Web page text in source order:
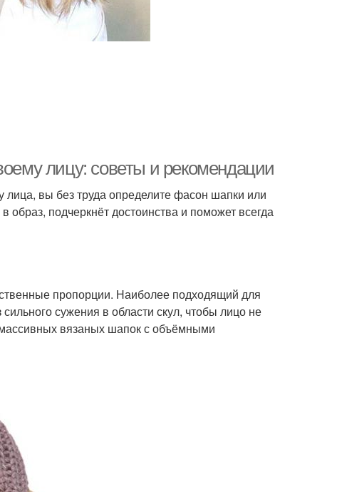
лицу: советы и рекомендации
вы без труда определите фасон шапки или
подчеркнёт достоинства и поможет всегда
пропорции. Наиболее подходящий для
сужения в области скул, чтобы лицо не
вязаных шапок с объёмными